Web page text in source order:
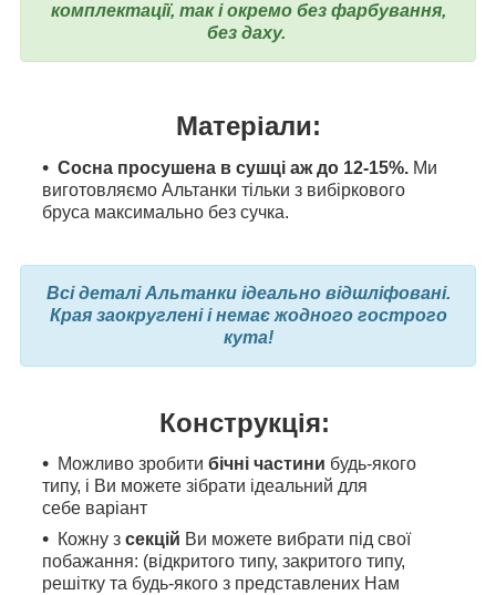
комплектації, так і окремо без фарбування,
без даху.
Матеріали:
Сосна просушена в сушці аж до 12-15%. Ми
виготовляємо Альтанки тільки з вибіркового
бруса максимально без сучка.
Всі деталі Альтанки ідеально відшліфовані.
Края заокруглені і немає жодного гострого
кута!
Конструкція:
Можливо зробити бічні частини будь-якого
типу, і Ви можете зібрати ідеальний для
себе варіант
Кожну з секцій Ви можете вибрати під свої
побажання: (відкритого типу, закритого типу,
решітку та будь-якого з представлених Нам